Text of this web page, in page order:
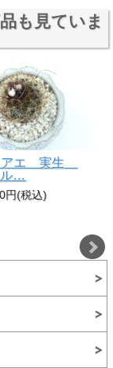
も見ていま
アエ 実生
…
円(税込)